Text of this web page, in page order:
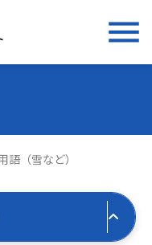
menu
語（雪など）